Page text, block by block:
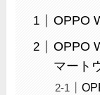
OPPO
OPPO
マート